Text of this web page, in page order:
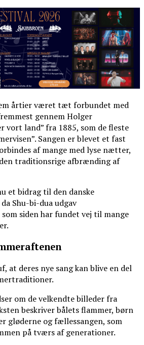
årtier været tæt forbundet med
gennem Holger
vort land” fra 1885, som de fleste
Sangen er blevet et fast
af mange med lyse nætter,
traditionsrige afbrænding af
et bidrag til den danske
Shu-bi-dua udgav
som siden har fundet vej til mange
at deres nye sang kan blive en del
om de velkendte billeder fra
beskriver bålets flammer, børn
gløderne og fællessangen, som
på tværs af generationer.